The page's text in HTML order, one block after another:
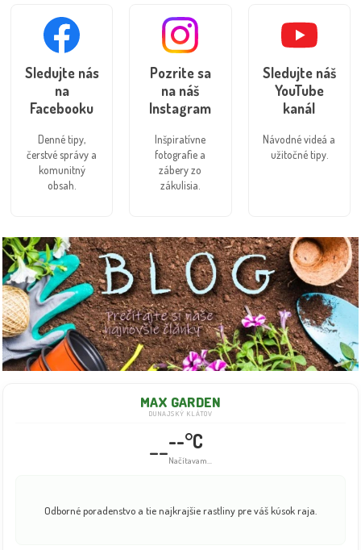
MAX GARDEN
DUNAJSKÝ KLÁTOV
----°C
Načítavam...
Odborné poradenstvo a tie najkrajšie rastliny pre váš kúsok raja.
Sledujte nás
na
Facebooku
Denné tipy,
čerstvé správy a
komunitný
obsah.
Pozrite sa
na náš
Instagram
Inšpiratívne
fotografie a
zábery zo
zákulisia.
Sledujte náš
YouTube
kanál
Návodné videá a
užitočné tipy.